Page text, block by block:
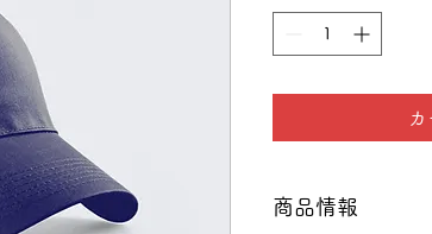
商品情報